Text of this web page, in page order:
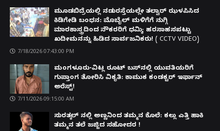
ಮೂಡಬಿದ್ರೆಯಲ್ಲಿ ನಡುರಸ್ತೆಯಲ್ಲೇ ತಲ್ವಾರ್ ಝಳಪಿಸಿದ
ಕಿಡಿಗೇಡಿ ಬಂಧನ: ಮೊಬೈಲ್ ಮಳಿಗೆಗೆ ನುಗ್ಗಿ
ಮಾರಕಾಸ್ತ್ರದಿಂದ ನೌಕರರಿಗೆ ಧಮ್ಕಿ; ಹರಸಾಹಸಪಟ್ಟು
ಖದೀಮನನ್ನು ಹಿಡಿದ ಸಾರ್ವಜನಿಕರು! ( CCTV VIDEO)
7/18/2026 07:43:00 PM
ಮಂಗಳೂರು-ವಿಟ್ಲ ರೂಟ್ ಬಸ್‌ನಲ್ಲಿ ಯುವತಿಯರಿಗೆ
ಗುಪ್ತಾಂಗ ತೋರಿಸಿ ವಿಕೃತಿ: ಕಾಮುಕ ಕಂಡಕ್ಟರ್ ಇರ್ಫಾನ್
ಅರೆಸ್ಟ್!
7/11/2026 09:15:00 AM
ಸುರತ್ಕಲ್ ನಲ್ಲಿ ಅಣ್ಣನಿಂದ ತಮ್ಮನ ಕೊಲೆ: ಕಲ್ಲು ಎತ್ತಿ ಹಾಕಿ
ತಮ್ಮನ ತಲೆ ಜಜ್ಜಿದ ಸಹೋದರ !